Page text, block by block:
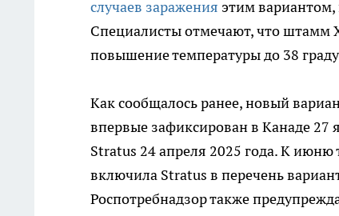
случаев заражения этим
Специалисты отмечают, что штамм
повышение температуры до 38
Как сообщалось ранее, новый
впервые зафиксирован в Канаде 27
Stratus 24 апреля 2025 года. К июню
включила Stratus в перечень
Роспотребнадзор также